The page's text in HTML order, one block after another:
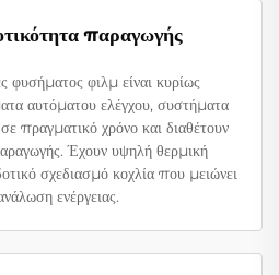
παραγωγής
φυσήματος φιλμ είναι κυρίως
αυτόματου ελέγχου, συστήματα
πραγματικό χρόνο και διαθέτουν
Έχουν υψηλή θερμική
σχεδιασμό κοχλία που μειώνει
ενέργειας.